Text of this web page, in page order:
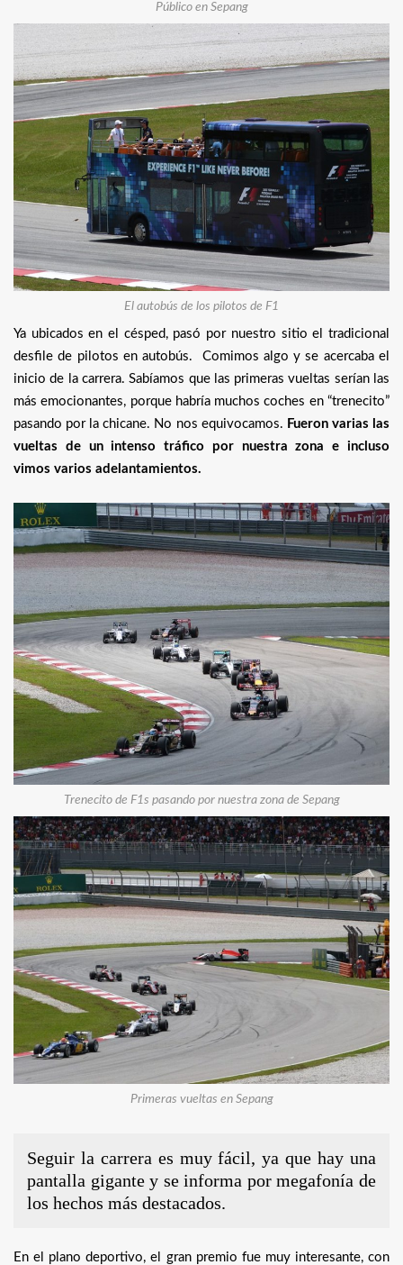
Público en Sepang
El autobús de los pilotos de F1
Ya ubicados en el césped, pasó por nuestro sitio el tradicional
desfile de pilotos en autobús. Comimos algo y se acercaba el
inicio de la carrera. Sabíamos que las primeras vueltas serían las
más emocionantes, porque habría muchos coches en “trenecito”
pasando por la chicane. No nos equivocamos. Fueron varias las
vueltas de un intenso tráfico por nuestra zona e incluso
vimos varios adelantamientos.
Trenecito de F1s pasando por nuestra zona de Sepang
Primeras vueltas en Sepang
Seguir la carrera es muy fácil, ya que hay una
pantalla gigante y se informa por megafonía de
los hechos más destacados.
En el plano deportivo, el gran premio fue muy interesante, con